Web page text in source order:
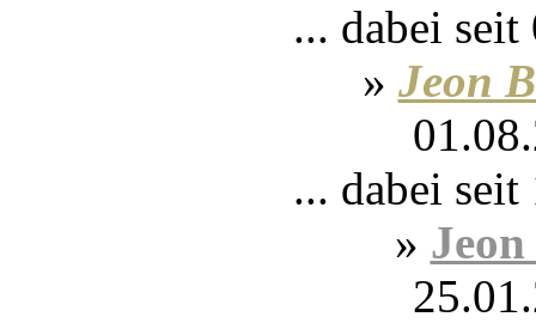
... dabei
» Jeon
... dabei
»